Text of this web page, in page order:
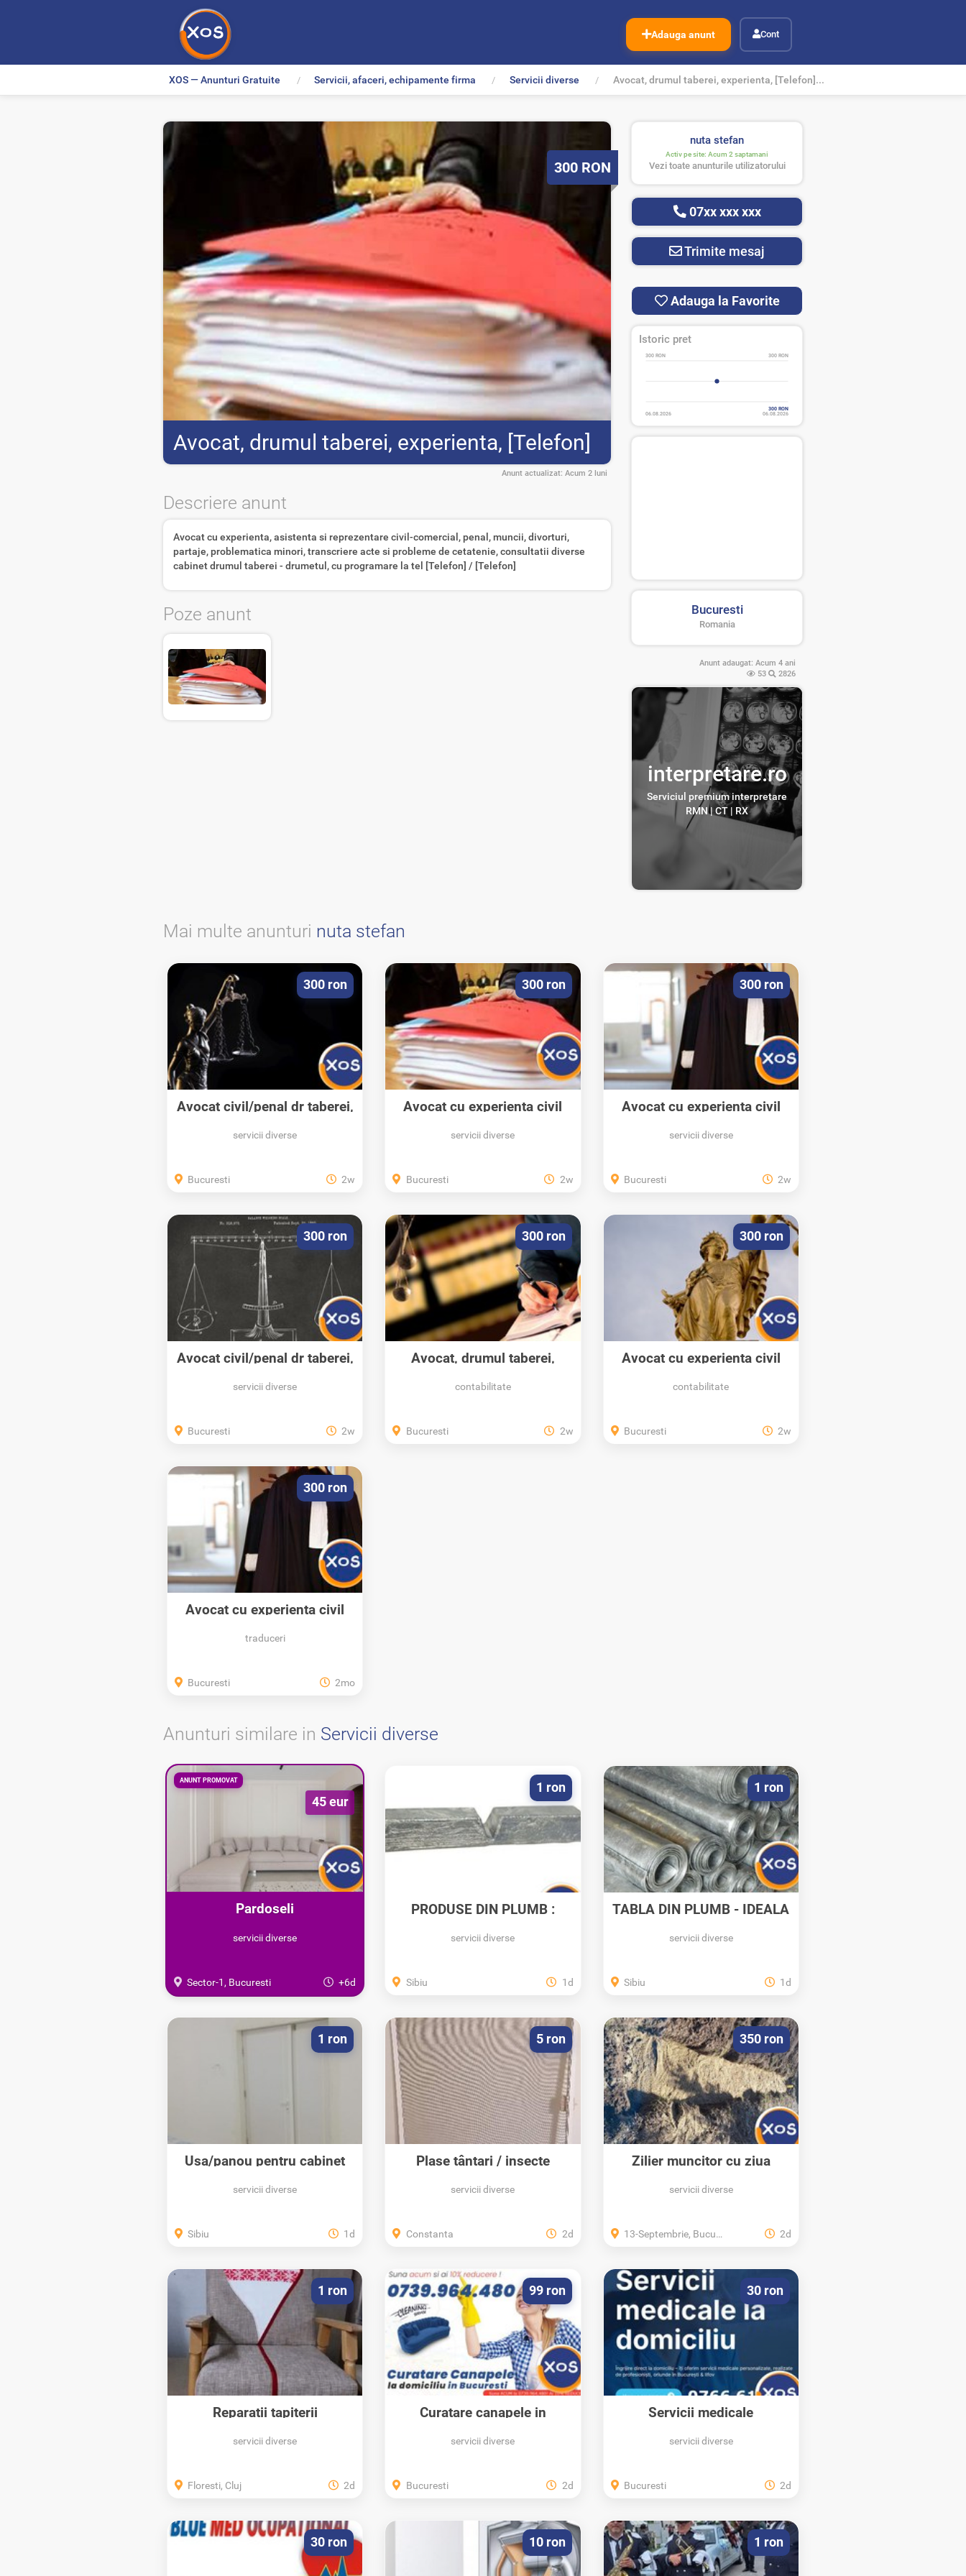
Adauga anunt Cont
XOS — Anunturi Gratuite Servicii, afaceri, echipamente firma Servicii diverse Avocat, drumul taberei, experienta, [Telefon]...
Avocat, drumul taberei, experienta, [Telefon]
Anunt actualizat: Acum 2 luni
Descriere anunt
Avocat cu experienta, asistenta si reprezentare civil-comercial, penal, muncii, divorturi,
partaje, problematica minori, transcriere acte si probleme de cetatenie, consultatii diverse
cabinet drumul taberei - drumetul, cu programare la tel [Telefon] / [Telefon]
Poze anunt
P
r
t
300 RON
nuta stefan
Activ pe site: Acum 2 saptamani
Vezi toate anunturile utilizatorului
07xx xxx xxx
Trimite mesaj
Adauga la Favorite
Istoric pret
300 RON 300 RON
300 RON
06.08.2026
06.08.2026
Bucuresti
Romania
53 2826
Anunt adaugat: Acum 4 ani
interpretare.ro
Serviciul premium interpretare
RMN | CT | RX
Mai multe anunturi nuta stefan
Avocat civil/penal dr taberei,
servicii diverse
300 ron
Bucuresti 2w
Avocat cu experienta civil
servicii diverse
300 ron
Bucuresti 2w
Avocat cu experienta civil
servicii diverse
300 ron
Bucuresti 2w
Avocat civil/penal dr taberei,
servicii diverse
300 ron
Bucuresti 2w
Avocat, drumul taberei,
contabilitate
300 ron
Bucuresti 2w
Avocat cu experienta civil
contabilitate
300 ron
Bucuresti 2w
Avocat cu experienta civil
traduceri
300 ron
Bucuresti 2mo
Anunturi similare in Servicii diverse
ANUNT PROMOVAT
Pardoseli
servicii diverse
45 eur
Sector-1, Bucuresti +6d
PRODUSE DIN PLUMB :
servicii diverse
1 ron
Sibiu 1d
TABLA DIN PLUMB - IDEALA
servicii diverse
1 ron
Sibiu 1d
Usa/panou pentru cabinet
servicii diverse
1 ron
Sibiu 1d
Plase țânțari / insecte
servicii diverse
5 ron
Constanta 2d
Zilier muncitor cu ziua
servicii diverse
350 ron
13-Septembrie, Bucuresti 2d
Reparații tapiterii
servicii diverse
1 ron
Floresti, Cluj 2d
Curatare canapele in
servicii diverse
99 ron
Bucuresti 2d
Servicii medicale
servicii diverse
30 ron
Bucuresti 2d
30 ron 10 ron 1 ron